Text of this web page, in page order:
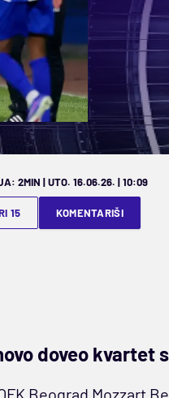
2MIN | UTO. 16.06.26. | 10:09
15 KOMENTARIŠI
doveo kvartet
Beograd Mozzart